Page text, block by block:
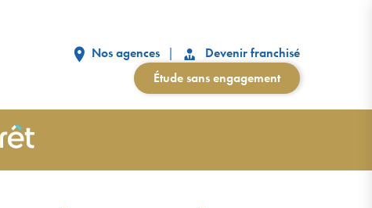
Nos agences
Devenir franchisé
Étude sans engagement